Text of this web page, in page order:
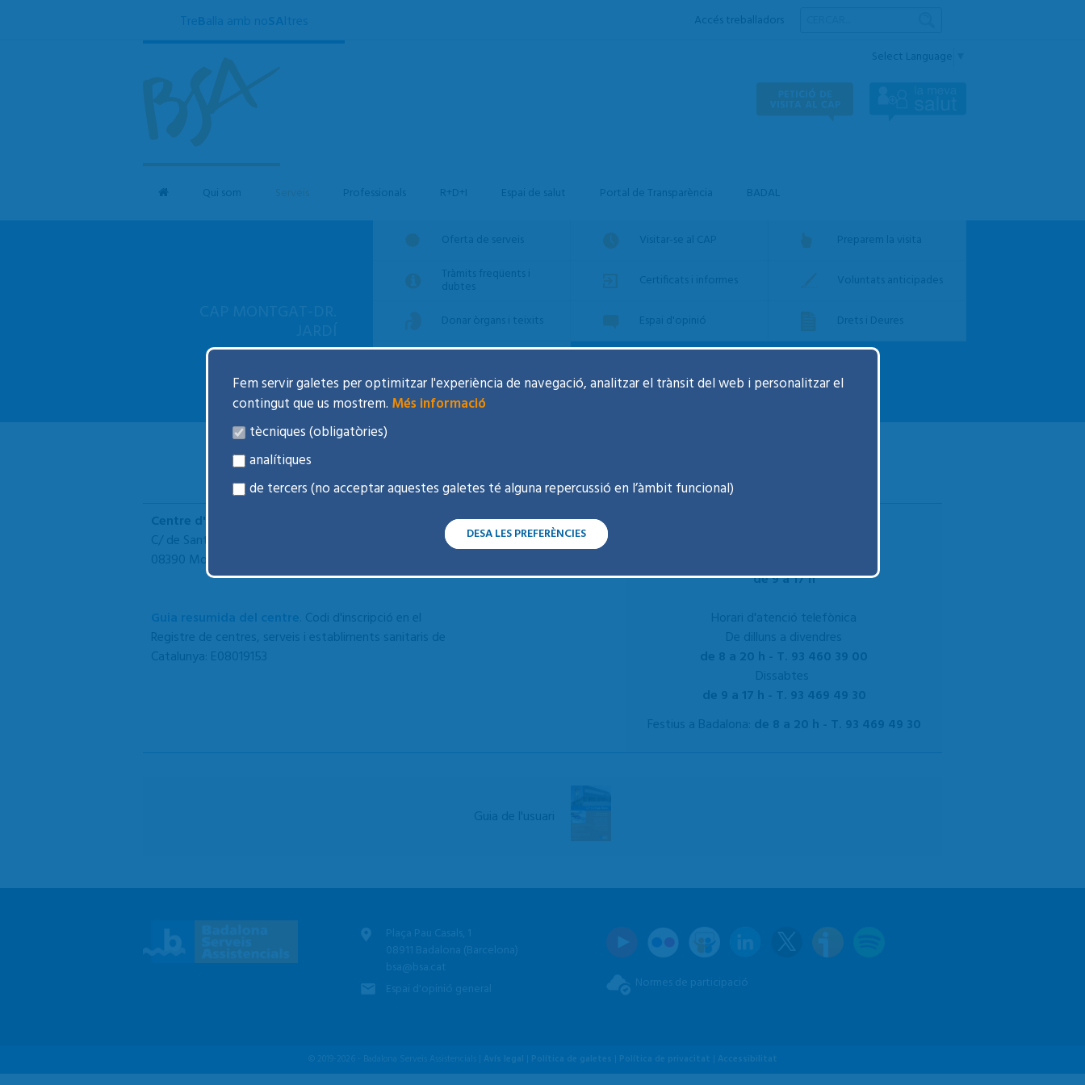
TreBalla amb noSAltres
Accés treballadors
Select Language
Qui som Serveis Professionals R+D+I Espai de salut Portal de Transparència BADAL
Centre d'Atenció Primària Montgat - Dr. Jardí
C/ de Sant Antoni M. Claret, s/n
08390 Montgat
Guia resumida del centre . Codi d'inscripció en el
Registre de centres, serveis i establiments sanitaris de
Catalunya: E08019153
de 9 a 17 h
Horari d'atenció telefònica
De dilluns a divendres
de 8 a 20 h - T. 93 460 39 00
Dissabtes
de 9 a 17 h - T. 93 469 49 30
Festius a Badalona: de 8 a 20 h - T. 93 469 49 30
Guia de l'usuari
Plaça Pau Casals, 1
08911 Badalona (Barcelona)
bsa@bsa.cat
Espai d'opinió general
Normes de participació
© 2019-2026 - Badalona Serveis Assistencials | Avís legal Política de galetes Política de privacitat Accessibilitat
Fem servir galetes per optimitzar l'experiència de navegació, analitzar el trànsit del web i personalitzar el
contingut que us mostrem. Més informació
tècniques (obligatòries)
analítiques
de tercers (no acceptar aquestes galetes té alguna repercussió en l’àmbit funcional)
DESA LES PREFERÈNCIES